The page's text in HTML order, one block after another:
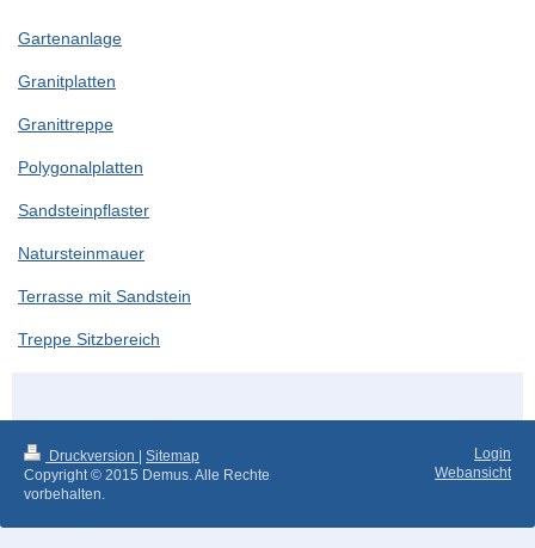
Gartenanlage
Granitplatten
Granittreppe
Polygonalplatten
Sandsteinpflaster
Natursteinmauer
Terrasse mit Sandstein
Treppe Sitzbereich
Druckversion
Sitemap
Copyright © 2015 Demus. Alle Rechte
vorbehalten.
Login
Webansicht